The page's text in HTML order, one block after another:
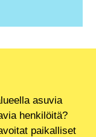
asuvia
henkilöitä?
paikalliset